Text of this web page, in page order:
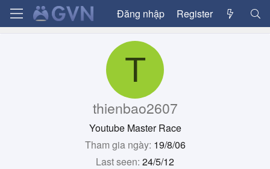
Đăng nhập Register
T
thienbao2607
Youtube Master Race
Tham gia ngày 19/8/06
Last seen 24/5/12